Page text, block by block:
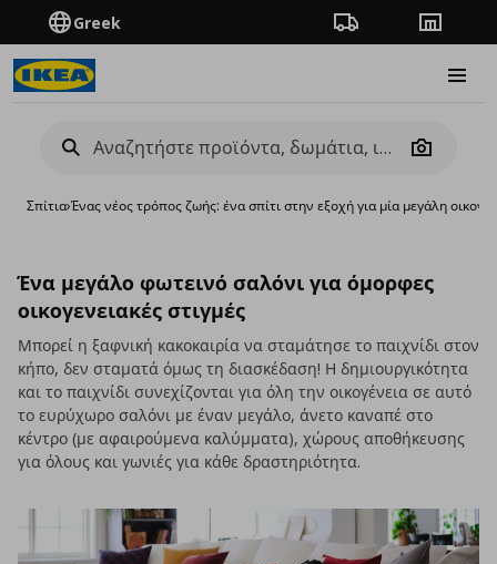
Greek Πορεία παραγγελίας
Camera
Σπίτια›Ένας νέος τρόπος ζωής: ένα σπίτι στην εξοχή για μία μεγάλη
Ένα μεγάλο φωτεινό σαλόνι για όμορφες
οικογενειακές στιγμές
Μπορεί η ξαφνική κακοκαιρία να σταμάτησε το παιχνίδι στον
κήπο, δεν σταματά όμως τη διασκέδαση! Η δημιουργικότητα
και το παιχνίδι συνεχίζονται για όλη την οικογένεια σε αυτό
το ευρύχωρο σαλόνι με έναν μεγάλο, άνετο καναπέ στο
κέντρο (με αφαιρούμενα καλύμματα), χώρους αποθήκευσης
για όλους και γωνιές για κάθε δραστηριότητα.